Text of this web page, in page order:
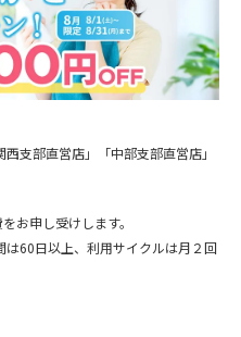
支部直営店」「中部支部直営店」
お申し受けします。
60日以上、利用サイクルは月２回